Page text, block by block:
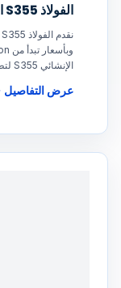
الفولاذ S355 المستخدم في طاقة الرياح
الإنشائي S355 لتطبيقات طاقة الرياح.
عرض التفاصيل